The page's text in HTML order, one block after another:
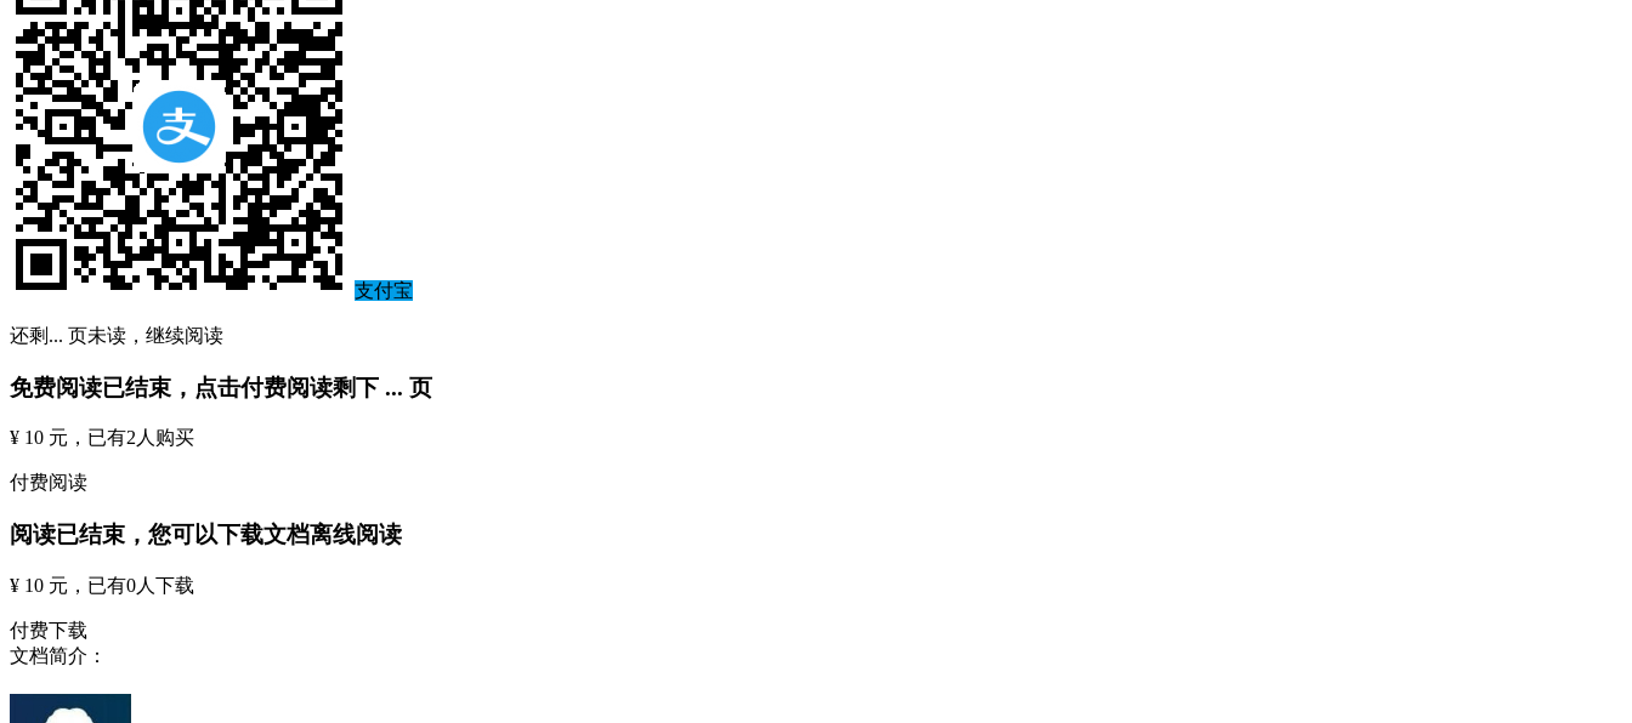
支付宝
还剩 ... 页未读， 继续阅读
免费阅读已结束，点击付费阅读剩下 ... 页
¥ 10 元 ，已有2 人购买
付费阅读
阅读已结束，您可以下载文档离线阅读
¥ 10 元 ，已有0人下载
付费下载
文档简介：